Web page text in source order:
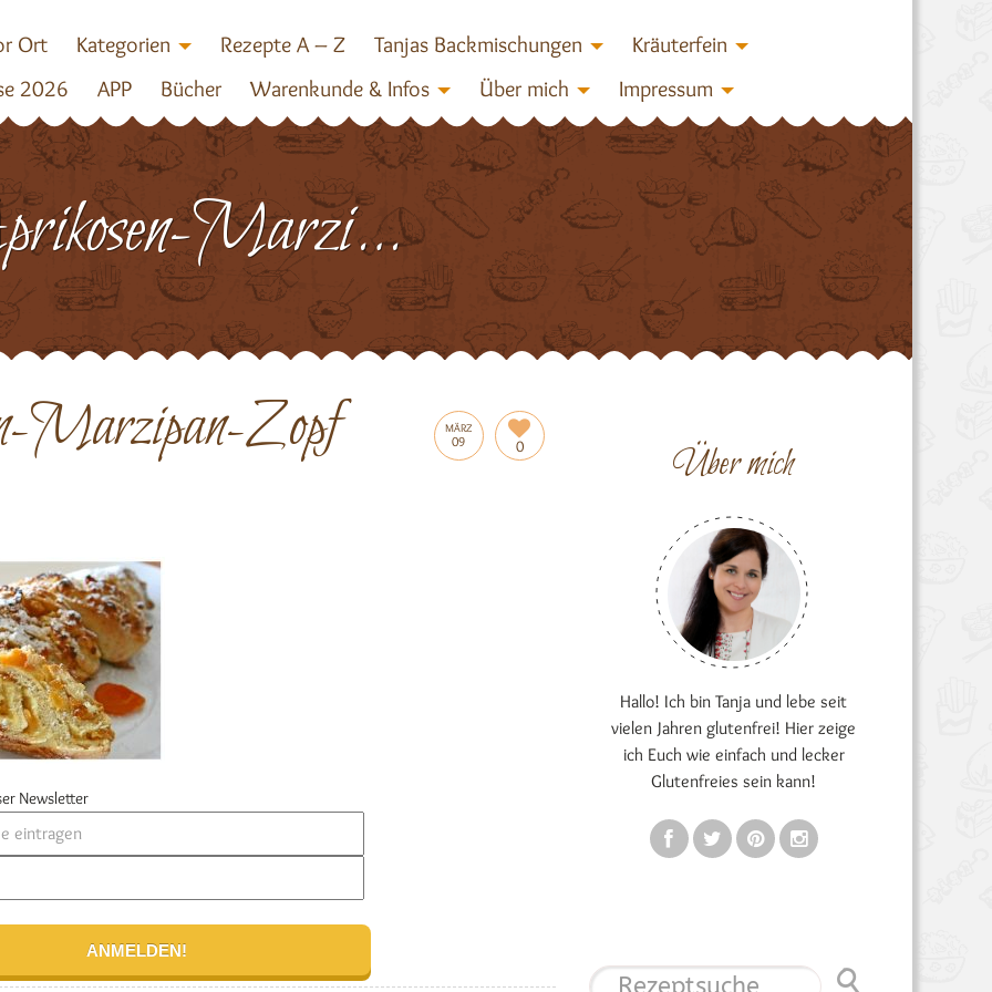
Ort Kategorien Rezepte A – Z Tanjas Backmischungen
Kräuterfein
2026
APP Bücher Warenkunde & Infos Über mich Impressum
Aprikosen-Marzipan-Zopf 1
MÄRZ
09 0
Marzipan-Zopf
Newsletter
Über mich
Hallo! Ich bin Tanja und lebe seit
vielen Jahren glutenfrei! Hier zeige
ich Euch wie einfach und lecker
Glutenfreies sein kann!